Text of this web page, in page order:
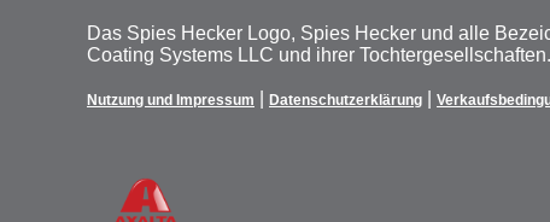
Das Spies Hecker Logo, Spies Hecker und alle
Coating Systems LLC und ihrer
Nutzung und Impressum Datenschutzerklärung